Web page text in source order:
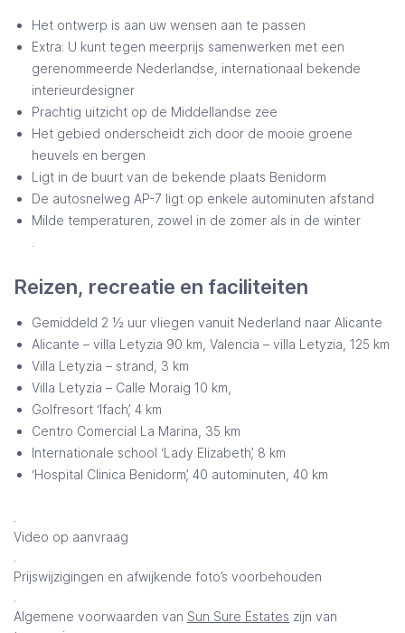
Het ontwerp is aan uw wensen aan te passen
Extra: U kunt tegen meerprijs samenwerken met een
gerenommeerde Nederlandse, internationaal bekende
interieurdesigner
Prachtig uitzicht op de Middellandse zee
Het gebied onderscheidt zich door de mooie groene
heuvels en bergen
Ligt in de buurt van de bekende plaats Benidorm
De autosnelweg AP-7 ligt op enkele autominuten afstand
Milde temperaturen, zowel in de zomer als in de winter
Reizen, recreatie en faciliteiten
Gemiddeld 2 ½ uur vliegen vanuit Nederland naar Alicante
Alicante – villa Letyzia 90 km, Valencia – villa Letyzia, 125 km
Villa Letyzia – strand, 3 km
Villa Letyzia – Calle Moraig 10 km,
Golfresort ‘Ifach’, 4 km
Centro Comercial La Marina, 35 km
Internationale school ‘Lady Elizabeth’, 8 km
‘Hospital Clinica Benidorm’, 40 autominuten, 40 km
Video op aanvraag
Prijswijzigingen en afwijkende foto’s voorbehouden
Algemene voorwaarden van Sun Sure Estates zijn van